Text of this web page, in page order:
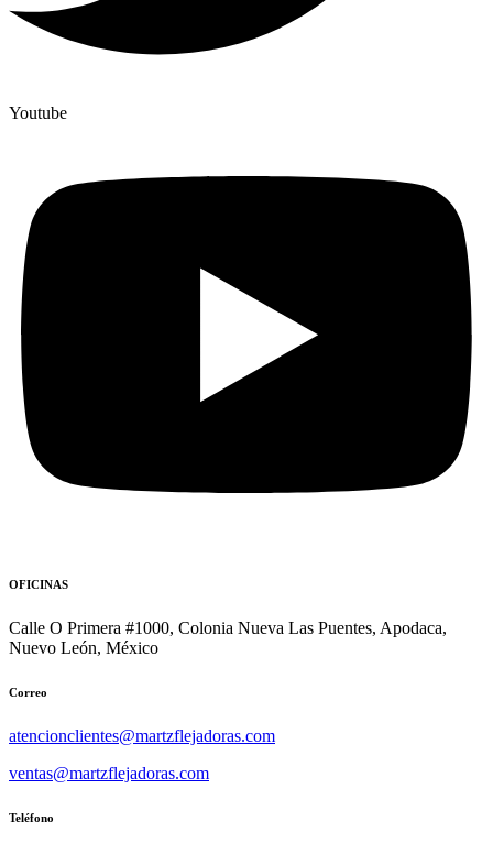
Youtube
OFICINAS
Calle O Primera #1000, Colonia Nueva Las Puentes, Apodaca,
Nuevo León, México
Correo
atencionclientes@martzflejadoras.com
ventas@martzflejadoras.com
Teléfono